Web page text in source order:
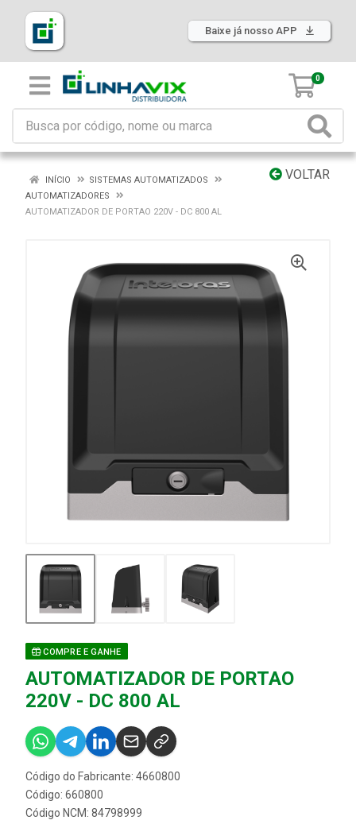
Baixe já nosso APP
0
VOLTAR
INÍCIO
SISTEMAS AUTOMATIZADOS
AUTOMATIZADORES
AUTOMATIZADOR DE PORTAO 220V - DC 800 AL
COMPRE E GANHE
AUTOMATIZADOR DE PORTAO
220V - DC 800 AL
Código do Fabricante: 4660800
Código: 660800
Código NCM: 84798999